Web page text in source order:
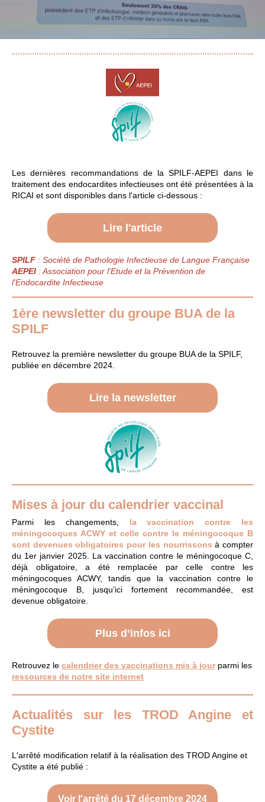
Les dernières recommandations de la SPILF-AEPEI dans le
traitement des endocardites infectieuses ont été présentées à la
RICAI et sont disponibles dans l'article ci-dessous :
Lire l'article
SPILF : Société de Pathologie Infectieuse de Langue Française
AEPEI : Association pour l'Etude et la Prévention de
l'Endocardite Infectieuse
1ère newsletter du groupe BUA de la
SPILF
Retrouvez la première newsletter du groupe BUA de la SPILF,
publiée en décembre 2024.
Lire la newsletter
Mises à jour du calendrier vaccinal
Parmi les changements, la vaccination contre les
méningocoques ACWY et celle contre le méningocoque B
sont devenues obligatoires pour les nourrissons à compter
du 1er janvier 2025. La vaccination contre le méningocoque C,
déjà obligatoire, a été remplacée par celle contre les
méningocoques ACWY, tandis que la vaccination contre le
méningocoque B, jusqu’ici fortement recommandée, est
devenue obligatoire.
Plus d’infos ici
Retrouvez le calendrier des vaccinations mis à jourparmi les
ressources de notre site internet
Actualités sur les TROD Angine et
Cystite
L'arrêté modification relatif à la réalisation des TROD Angine et
Cystite a été publié :
Voir l'arrêté du 17 décembre 2024